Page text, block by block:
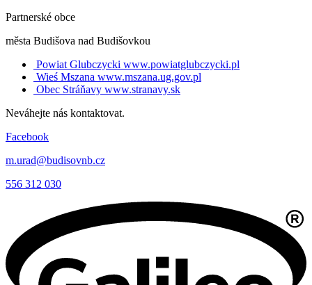
Partnerské obce
města Budišova nad Budišovkou
Powiat Glubczycki www.powiatglubczycki.pl
Wieś Mszana www.mszana.ug.gov.pl
Obec Stráňavy www.stranavy.sk
Neváhejte nás kontaktovat.
Facebook
m.urad@budisovnb.cz
556 312 030